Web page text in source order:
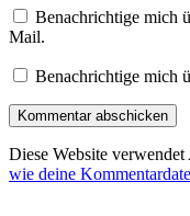
Benachrichtige mich
Mail.
Benachrichtige mich
Diese Website
wie deine